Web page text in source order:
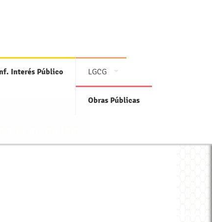
Interés Público LGCG
Obras Públicas
tu municipio